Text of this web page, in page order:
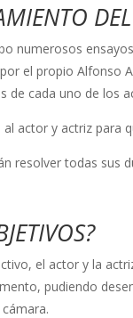
numerosos
el propio Alfonso
de cada uno de los
actor y actriz para
resolver todas sus
el actor y la
pudiendo